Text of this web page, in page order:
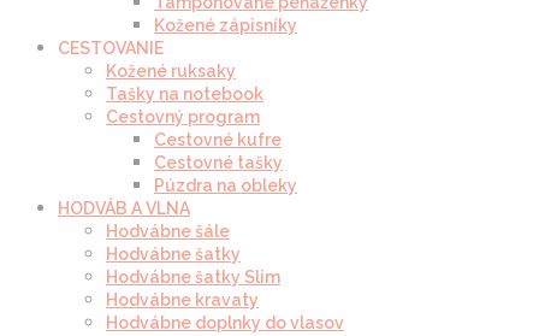
Kožené zápisníky
CESTOVANIE
Kožené ruksaky
Tašky na notebook
Cestovný program
Cestovné kufre
Cestovné tašky
Púzdra na obleky
HODVÁB A VLNA
Hodvábne šále
Hodvábne šatky
Hodvábne šatky Slim
Hodvábne kravaty
Hodvábne doplnky do vlasov